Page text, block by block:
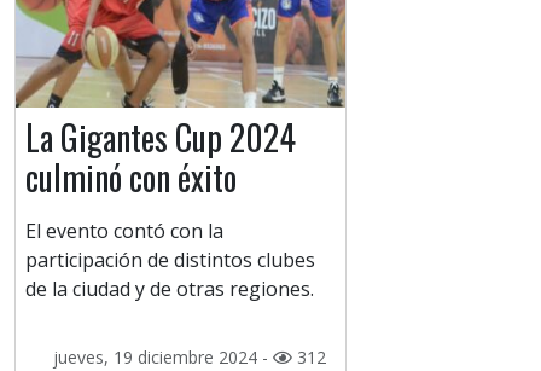
La Gigantes Cup 2024
culminó con éxito
El evento contó con la
participación de distintos clubes
de la ciudad y de otras regiones.
jueves, 19 diciembre 2024 - 312